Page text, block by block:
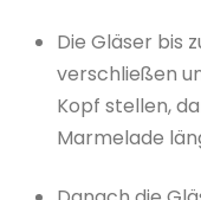
Die Gläser bis
verschließen
Kopf stellen,
Marmelade